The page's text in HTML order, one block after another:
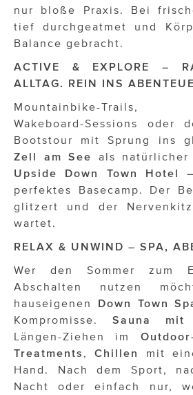
ÜBER UNS
PRESS CONTACT
nur bloße Praxis. Bei
tief durchgeatmet und
Balance gebracht.
ACTIVE & EXPLORE –
ALLTAG. REIN INS
Mountainbike-Trails,
Wakeboard-Sessions oder
Bootstour mit Sprung ins
Zell am See
als natürlicher
Upside Down Town Hotel
perfektes Basecamp. Der
glitzert und der
wartet.
RELAX & UNWIND – SPA,
Wer den Sommer zum
Abschalten nutzen
hauseigenen Down Town
Kompromisse. Sauna mit
Längen-Ziehen im
Treatments ,Chillen
mit
Hand. Nach dem Sport,
Nacht oder einfach nur,